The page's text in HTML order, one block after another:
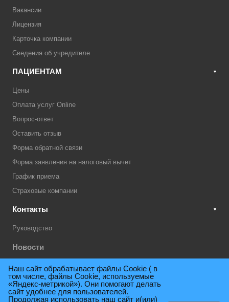
Вакансии
Лицензия
Карточка компании
Сведения об учредителе
ПАЦИЕНТАМ
Цены
Оплата услуг Online
Вопрос-ответ
Оставить отзыв
Форма обратной связи
Форма заявления на налоговый вычет
График приема
Страховые компании
Контакты
Руководство
Новости
Техническая поддержка
Наш сайт обрабатывает файлы Cookie ( в
том числе, файлы Cookie, используемые
«Яндекс-метрикой»). Они помогают делать
сайт удобнее для пользователей.
Продолжая использовать наш сайт и(или)